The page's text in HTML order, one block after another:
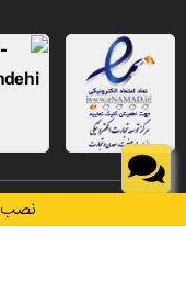
نصب
تمامی حقوق این وب سایت